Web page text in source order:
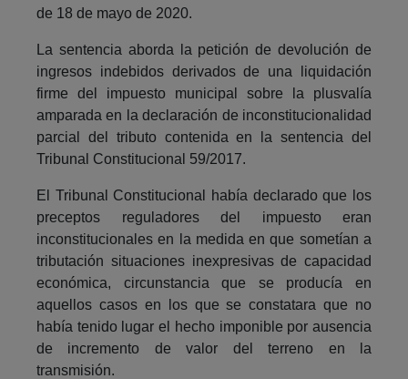
de 18 de mayo de 2020.
La sentencia aborda la petición de devolución de
ingresos indebidos derivados de una liquidación
firme del impuesto municipal sobre la plusvalía
amparada en la declaración de inconstitucionalidad
parcial del tributo contenida en la sentencia del
Tribunal Constitucional 59/2017.
El Tribunal Constitucional había declarado que los
preceptos reguladores del impuesto eran
inconstitucionales en la medida en que sometían a
tributación situaciones inexpresivas de capacidad
económica, circunstancia que se producía en
aquellos casos en los que se constatara que no
había tenido lugar el hecho imponible por ausencia
de incremento de valor del terreno en la
transmisión.